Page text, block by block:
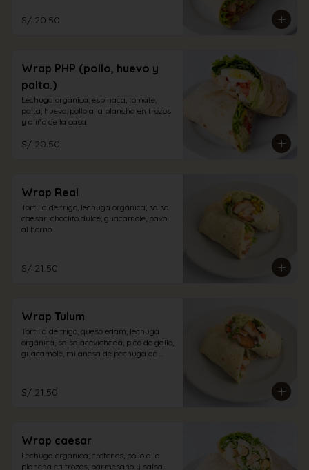
S/ 20.50
Wrap PHP (pollo, huevo y
palta.)
Lechuga orgánica, espinaca, tomate,
palta, huevo, pollo a la plancha en trozos
y aliño de la casa.
S/ 20.50
Wrap Real
Tortilla de trigo, lechuga orgánica, salsa
caesar, choclito dulce, guacamole, pavo
al horno.
S/ 21.50
Wrap Tulum
Tortilla de trigo, queso edam, lechuga
orgánica, salsa acevichada, pico de gallo,
guacamole, milanesa de pechuga de
S/ 21.50
Wrap caesar
Lechuga orgánica, crotones, pollo a la
plancha en trozos, parmesano y salsa